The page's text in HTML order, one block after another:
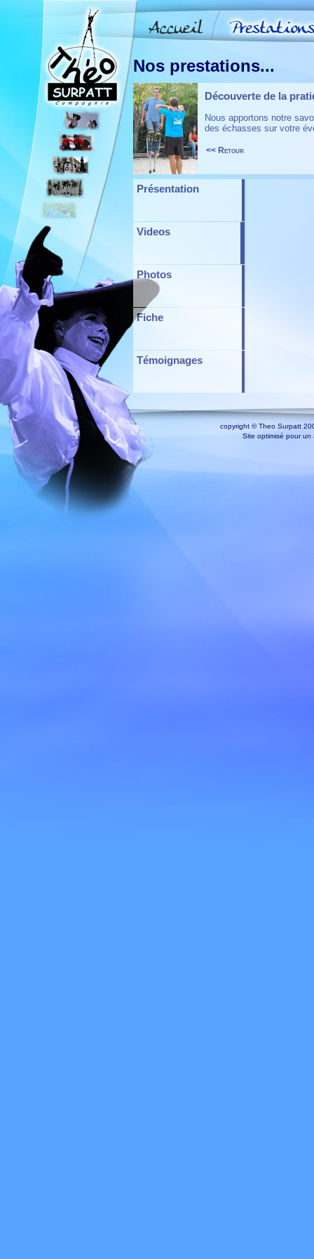
Nos prestations...
Découverte de la
Nous apportons notre
des échasses sur votre
<< Retour
Présentation
Videos
Photos
Fiche
Témoignages
copyright © Theo Surpatt
Site optimisé pour